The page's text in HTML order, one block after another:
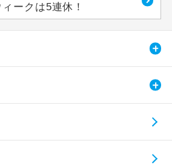
ークは5連休！